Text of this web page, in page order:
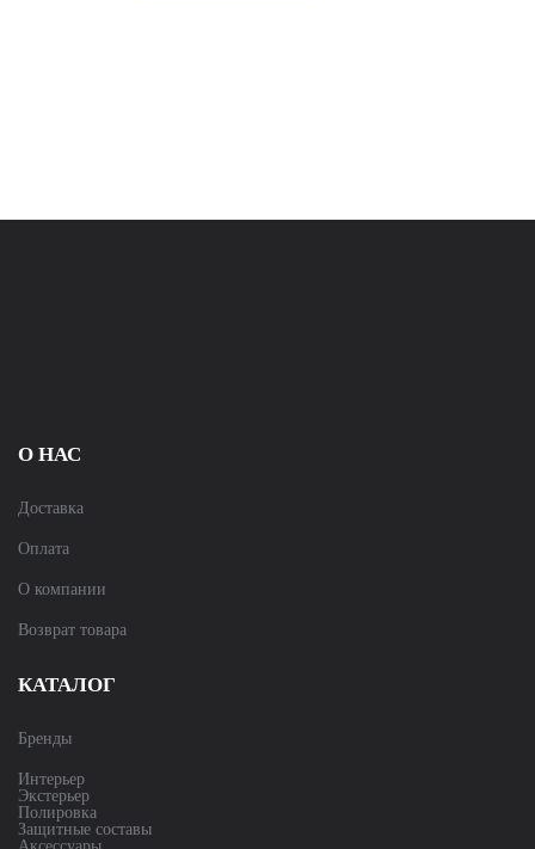
О НАС
Доставка
Оплата
О компании
Возврат товара
КАТАЛОГ
Бренды
Интерьер
Экстерьер
Полировка
Защитные составы